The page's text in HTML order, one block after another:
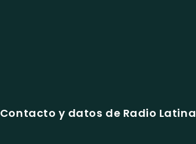
Contacto y datos de Radio Latina